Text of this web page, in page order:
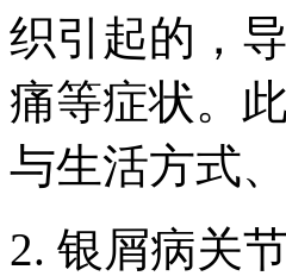
织引起的，
痛等症状。
与生活方式
2. 银屑病关